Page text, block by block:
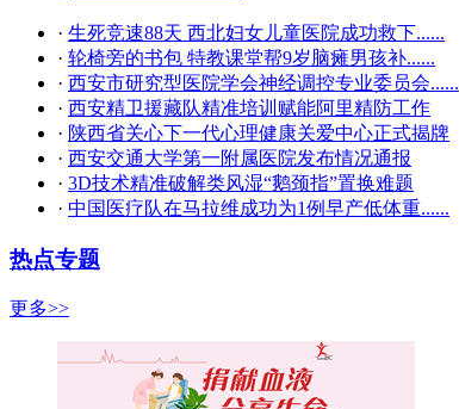
· 生死竞速88天 西北妇女儿童医院成功救下......
· 轮椅旁的书包 特教课堂帮9岁脑瘫男孩补......
· 西安市研究型医院学会神经调控专业委员会......
· 西安精卫援藏队精准培训赋能阿里精防工作
· 陕西省关心下一代心理健康关爱中心正式揭牌
· 西安交通大学第一附属医院发布情况通报
· 3D技术精准破解类风湿“鹅颈指”置换难题
· 中国医疗队在马拉维成功为1例早产低体重......
热点专题
更多>>